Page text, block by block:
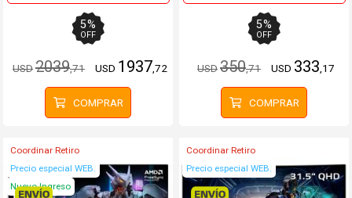
5%
OFF
USD2039,71 USD 1937,72
COMPRAR
5%
OFF
USD350,71 USD 333 ,17
COMPRAR
Coordinar Retiro
Precio especial WEB.
Nuevo Ingreso
Envío hoy. Comprando antes de 13Hs.
Coordinar Retiro
Precio especial WEB.
Envío hoy.